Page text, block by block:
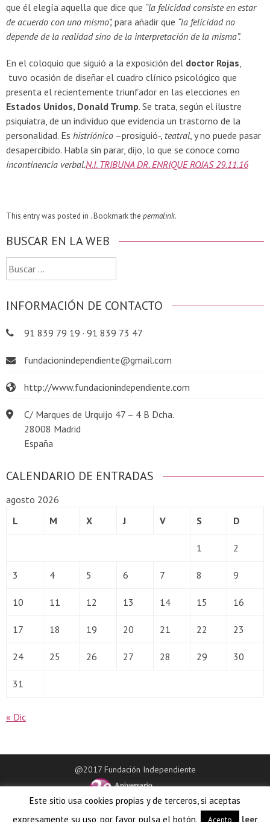
que él elegía aquella que dice que “la felicidad consiste en estar
de acuerdo con uno mismo”, para añadir que “la felicidad no
depende de la realidad sino de la interpretación de la misma”.
En el coloquio que siguió a la exposición del doctor Rojas
tuvo ocasión de diseñar el cuadro clínico psicológico que
presenta el recientemente triunfador en las elecciones en
Estados Unidos, Donald Trump. Se trata, según el ilustre
psiquiatra, de un individuo que evidencia un trastorno de la
personalidad. Es histriónico –prosiguió-, teatral , y no puede pasar
desapercibido. Habla sin parar, dijo, lo que se conoce como
incontinencia verbal.N.I. TRIBUNA DR. ENRIQUE ROJAS 29.11.16
This entry was posted in . Bookmark the permalink.
BUSCAR EN LA WEB
Buscar:
INFORMACIÓN DE CONTACTO
91 839 79 19 · 91 839 73 47
fundacionindependiente@gmail.com
http://www.fundacionindependiente.com
C/ Marques de Urquijo 47 – 4 B Dcha.
28008 Madrid
España
CALENDARIO DE ENTRADAS
agosto 2026
L
M X J V S D
1 2
3 4 5 6 7 8 9
10 11 12 13 14 15 16
17 18 19 20 21 22 23
24 25 26 27 28 29 30
31
« Dic
@2017 Fundación Independiente
Este sitio usa cookies propias y de terceros, si aceptas
expresamente su uso, por favor, pulsa el botón.
Acepto leer